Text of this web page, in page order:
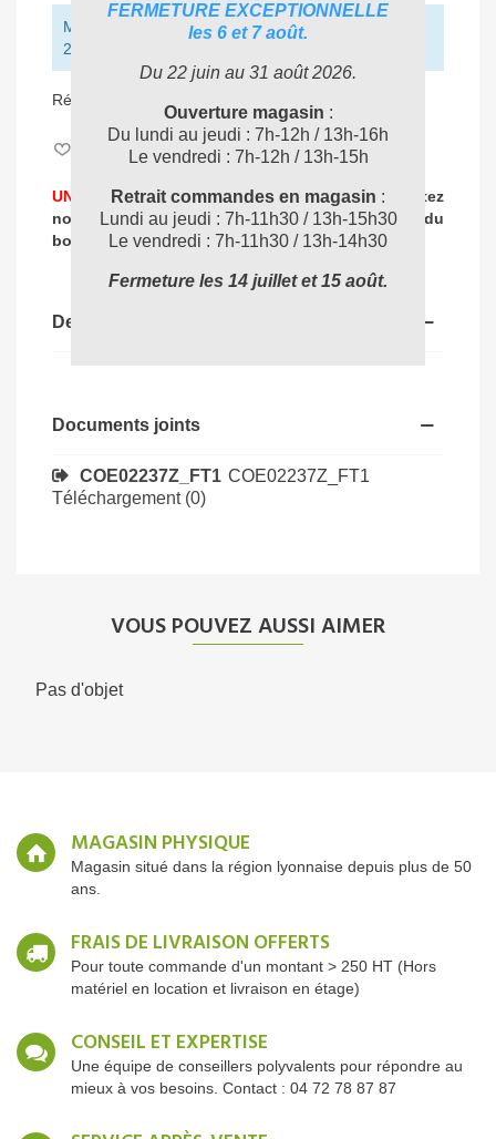
Montant restant pour obtenir la livraison gratuite :
250,00 € (HT)
Référence:
0
UNE PROBLEMATIQUE DE NETTOYAGE ?Contactez
nos expertspour vous accompagner dansle choix du
bon produit: 04 72 78 87 87
Description
Documents joints
COE02237Z_FT1 COE02237Z_FT1
Téléchargement (0)
VOUS POUVEZ AUSSI AIMER
Pas d'objet
MAGASIN PHYSIQUE
Magasin situé dans la région lyonnaise depuis plus de 50
ans.
FRAIS DE LIVRAISON OFFERTS
Pour toute commande d'un montant > 250 HT (Hors
matériel en location et livraison en étage)
CONSEIL ET EXPERTISE
Une équipe de conseillers polyvalents pour répondre au
mieux à vos besoins. Contact : 04 72 78 87 87
FERMETURE EXCEPTIONNELLE
les 6 et 7 août.
Du 22 juin au 31 août 2026.
Ouverture magasin :
Du lundi au jeudi : 7h-12h / 13h-16h
Le vendredi : 7h-12h / 13h-15h
Retrait commandes en magasin :
Lundi au jeudi : 7h-11h30 / 13h-15h30
Le vendredi : 7h-11h30 / 13h-14h30
Fermeture les 14 juillet et 15 août.